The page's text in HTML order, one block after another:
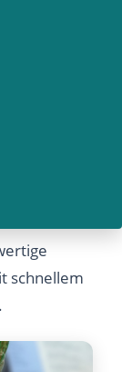
schnellem